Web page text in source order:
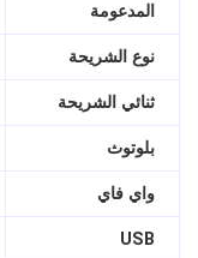
المدعومة
نوع الشريحة
ثنائي الشريحة
بلوتوث
واي فاي
USB